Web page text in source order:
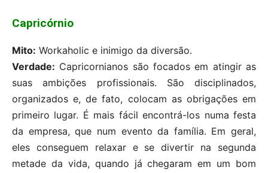
Capricórnio
Mito: Workaholic e inimigo da diversão.
Verdade: Capricornianos são focados em atingir as
suas ambições profissionais. São disciplinados,
organizados e, de fato, colocam as obrigações em
primeiro lugar. É mais fácil encontrá-los numa festa
da empresa, que num evento da família. Em geral,
eles conseguem relaxar e se divertir na segunda
metade da vida, quando já chegaram em um bom